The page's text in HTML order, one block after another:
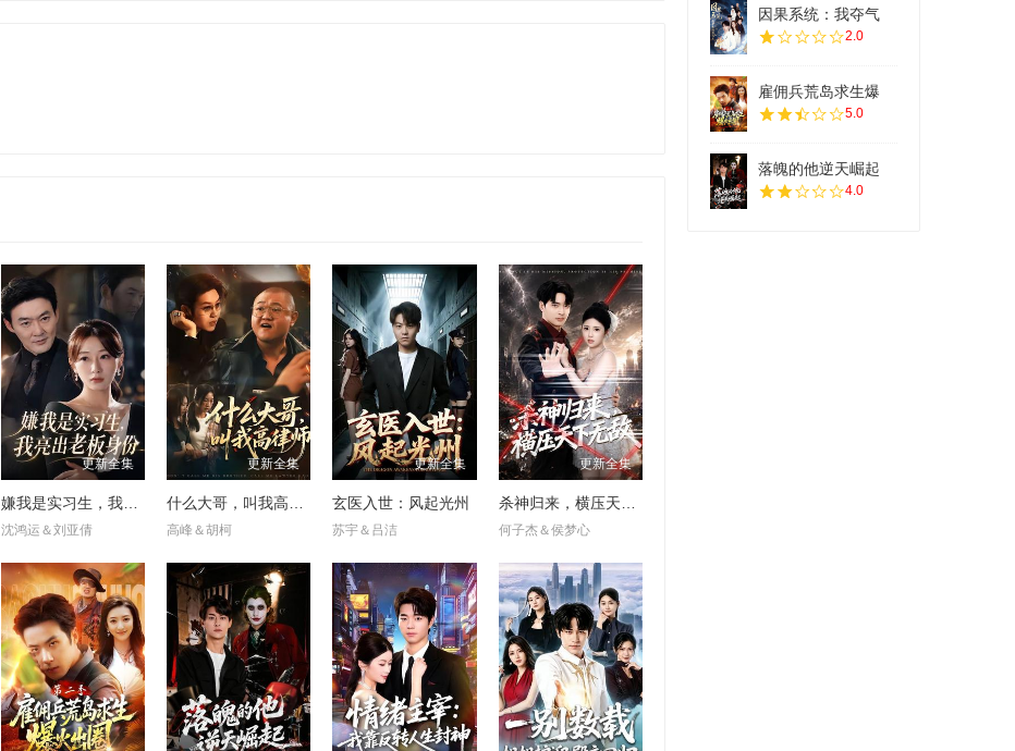
更新全集
嫌我是实习生，我亮出老板身份
沈鸿运＆刘亚倩
更新全集
什么大哥，叫我高律师
高峰＆胡柯
更新全集
玄医入世：风起光州
苏宇＆吕洁
更新全集
杀神归来，横压天下无敌
何子杰＆侯梦心
因果系统：我夺气
2.0
雇佣兵荒岛求生爆
5.0
落魄的他逆天崛起
4.0